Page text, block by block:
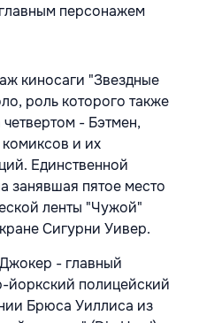
персонажем
киносаги "Звездные
роль которого также
- Бэтмен,
и их
Единственной
занявшая пятое место
ленты "Чужой"
Сигурни Уивер.
- главный
йоркский полицейский
Брюса Уиллиса из